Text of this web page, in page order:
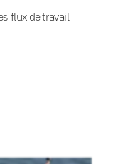
flux de travail